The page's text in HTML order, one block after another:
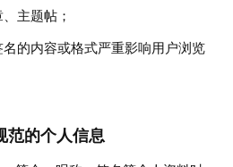
主题帖；
的内容或格式严重影响用户浏览
范的个人信息